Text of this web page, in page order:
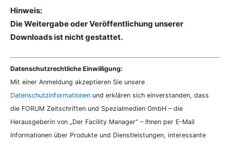
Hinweis:
Die Weitergabe oder Veröffentlichung unserer
Downloads ist nicht gestattet.
Datenschutzrechtliche Einwilligung:
Mit einer Anmeldung akzeptieren Sie unsere
Datenschutzinformationen und erklären sich einverstanden, dass
die FORUM Zeitschriften und Spezialmedien GmbH – die
Herausgeberin von „Der Facility Manager“ – Ihnen per E-Mail
Informationen über Produkte und Dienstleistungen, interessante